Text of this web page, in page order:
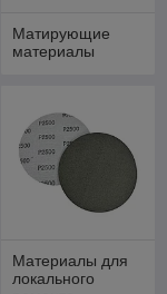
Матирующие
материалы
Материалы для
локального